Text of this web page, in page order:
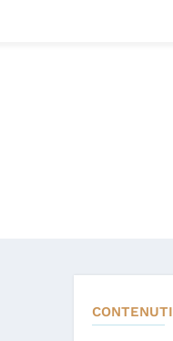
CONTENUTI